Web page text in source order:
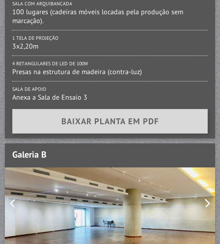
SALA COM ARQUIBANCADA
100 lugares (cadeiras móveis locadas pela produção sem
marcação).
1 TELA DE PROJEÇÃO
3x2,20m
4 RETANGULARES DE LED DE 100W
Presas na estrutura de madeira (contra-luz)
SALA DE APOIO
Anexa a Sala de Ensaio 3
BAIXAR PLANTA EM PDF
Galeria B